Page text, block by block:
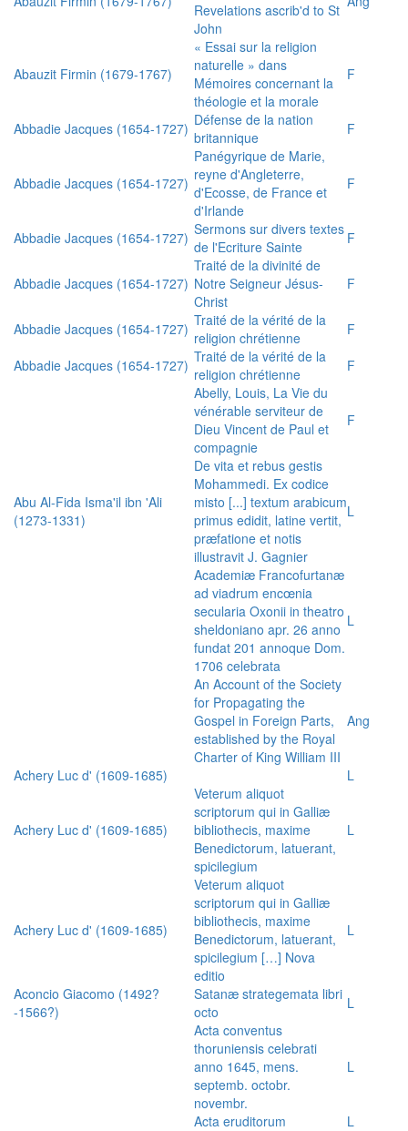
Revelations ascrib'd to St
John
Abauzit Firmin (1679-1767)
« Essai sur la religion
naturelle » dans
Mémoires concernant la
théologie et la morale
F
Abbadie Jacques (1654-1727) Défense de la nation
britannique
F
Abbadie Jacques (1654-1727)
Panégyrique de Marie,
reyne d'Angleterre,
d'Ecosse, de France et
d'Irlande
F
Abbadie Jacques (1654-1727) Sermons sur divers textes
de l'Ecriture Sainte
F
Abbadie Jacques (1654-1727)
Traité de la divinité de
Notre Seigneur Jésus-
Christ
F
Abbadie Jacques (1654-1727) Traité de la vérité de la
religion chrétienne
F
Abbadie Jacques (1654-1727) Traité de la vérité de la
religion chrétienne
F
Abelly, Louis, La Vie du
vénérable serviteur de
Dieu Vincent de Paul et
compagnie
F
Abu Al-Fida Isma'il ibn 'Ali
(1273-1331)
De vita et rebus gestis
Mohammedi. Ex codice
misto [...] textum arabicum
primus edidit, latine vertit,
præfatione et notis
illustravit J. Gagnier
L
Academiæ Francofurtanæ
ad viadrum encœnia
secularia Oxonii in theatro
sheldoniano apr. 26 anno
fundat 201 annoque Dom.
1706 celebrata
L
An Account of the Society
for Propagating the
Gospel in Foreign Parts,
established by the Royal
Charter of King William III
Ang
Achery Luc d' (1609-1685) L
Achery Luc d' (1609-1685)
Veterum aliquot
scriptorum qui in Galliæ
bibliothecis, maxime
Benedictorum, latuerant,
spicilegium
L
Achery Luc d' (1609-1685)
Veterum aliquot
scriptorum qui in Galliæ
bibliothecis, maxime
Benedictorum, latuerant,
spicilegium […] Nova
editio
L
Aconcio Giacomo (1492?
-1566?)
Satanæ strategemata libri
octo
L
Acta conventus
thoruniensis celebrati
anno 1645, mens.
septemb. octobr.
novembr.
L
Acta eruditorum
L